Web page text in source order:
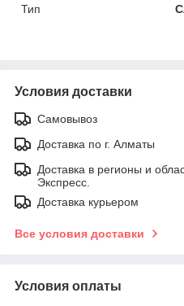
Тип
Условия доставки
Самовывоз
Доставка по г. Алматы
Доставка в регионы и
Экспресс.
Доставка курьером
Все условия доставки
Условия оплаты